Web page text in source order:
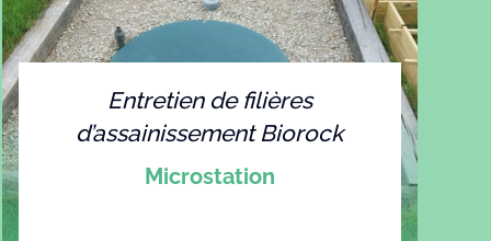
Entretien de filières
d’assainissement Biorock
Microstation